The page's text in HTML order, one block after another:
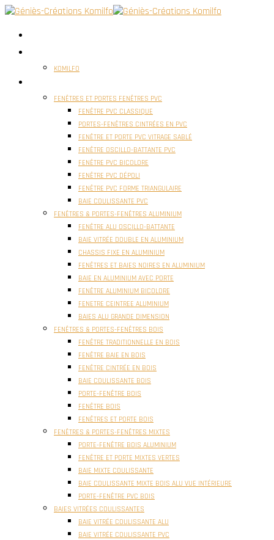
KOMILFO
FENÊTRES ET PORTES FENÊTRES PVC
FENÊTRE PVC CLASSIQUE
PORTES-FENÊTRES CINTRÉES EN PVC
FENÊTRE ET PORTE PVC VITRAGE SABLÉ
FENÊTRE OSCILLO-BATTANTE PVC
FENÊTRE PVC BICOLORE
FENÊTRE PVC DÉPOLI
FENÊTRE PVC FORME TRIANGULAIRE
BAIE COULISSANTE PVC
FENÊTRES & PORTES-FENÊTRES ALUMINIUM
FENÊTRE ALU OSCILLO-BATTANTE
BAIE VITRÉE DOUBLE EN ALUMINIUM
CHASSIS FIXE EN ALUMINIUM
FENÊTRES ET BAIES NOIRES EN ALUMINIUM
BAIE EN ALUMINIUM AVEC PORTE
FENÊTRE ALUMINIUM BICOLORE
FENETRE CEINTREE ALUMINIUM
BAIES ALU GRANDE DIMENSION
FENÊTRES & PORTES-FENÊTRES BOIS
FENÊTRE TRADITIONNELLE EN BOIS
FENÊTRE BAIE EN BOIS
FENÊTRE CINTRÉE EN BOIS
BAIE COULISSANTE BOIS
PORTE-FENÊTRE BOIS
FENÊTRE BOIS
FENÊTRES ET PORTE BOIS
FENÊTRES & PORTES-FENÊTRES MIXTES
PORTE-FENÊTRE BOIS ALUMINIUM
FENÊTRE ET PORTE MIXTES VERTES
BAIE MIXTE COULISSANTE
BAIE COULISSANTE MIXTE BOIS ALU VUE INTÉRIEURE
PORTE-FENÊTRE PVC BOIS
BAIES VITRÉES COULISSANTES
BAIE VITRÉE COULISSANTE ALU
BAIE VITRÉE COULISSANTE PVC